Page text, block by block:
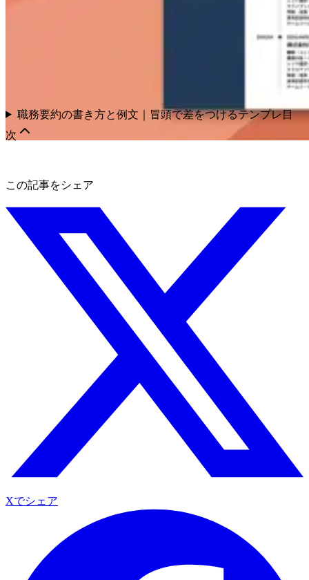
職務要約の書き方と例文｜冒頭で差をつけるテンプレ目
次
この記事をシェア
Xでシェア